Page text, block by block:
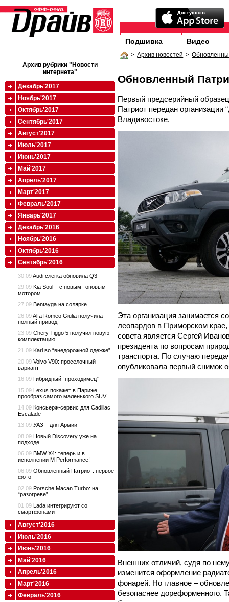
Подшивка Видео
> Архив новостей >
Обновленный
Первый предсерийный
Патриот передан организации
Владивостоке.
Эта организация занимается
леопардов в Приморском
совета является Сергей
президента по вопросам
транспорта. По случаю
опубликовала первый снимок
Внешних отличий, судя по
изменится оформление
фонарей. Но главное –
безопаснее дореформенного.
Архив рубрики "Новости
интернета"
Декабрь'2017
Ноябрь'2017
Октябрь'2017
Сентябрь'2017
Август'2017
Июль'2017
Июнь'2017
Май'2017
Апрель'2017
Март'2017
Февраль'2017
Январь'2017
Декабрь'2016
Ноябрь'2016
Октябрь'2016
Сентябрь'2016
30.09Audi слегка обновила Q3
29.09 Kia Soul – с новым топовым
мотором
27.09 Bentayga на солярке
26.09Alfa Romeo Giulia получила
полный привод
23.09 Chery Tiggo 5 получил новую
комплектацию
21.09 Karl во “внедорожной одежке”
20.09 Volvo V90: проселочный
вариант
16.09 Гибридный “проходимец”
15.09 Lexus покажет в Париже
прообраз самого маленького SUV
14.09 Консьерж-сервис для Cadillac
Escalade
13.09 УАЗ – для Армии
08.09 Новый Discovery уже на
подходе
06.09 BMW X4: теперь и в
исполнении M Performance!
06.09 Обновленный Патриот: первое
фото
02.09 Porsche Macan Turbo: на
“разогреве”
01.09 Lada интегрируют со
смартфонами
Август'2016
Июль'2016
Июнь'2016
Май'2016
Апрель'2016
Март'2016
Февраль'2016